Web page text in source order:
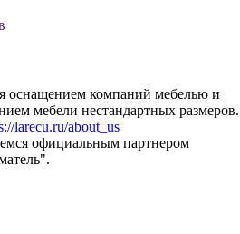
оснащением компаний мебелью и
мебели нестандартных размеров.
larecu.ru/about_us
официальным партнером